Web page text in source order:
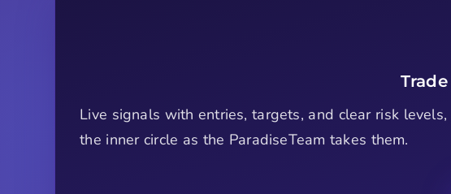
Live signals with entries, targets, and clear risk
the inner circle as the ParadiseTeam takes them.